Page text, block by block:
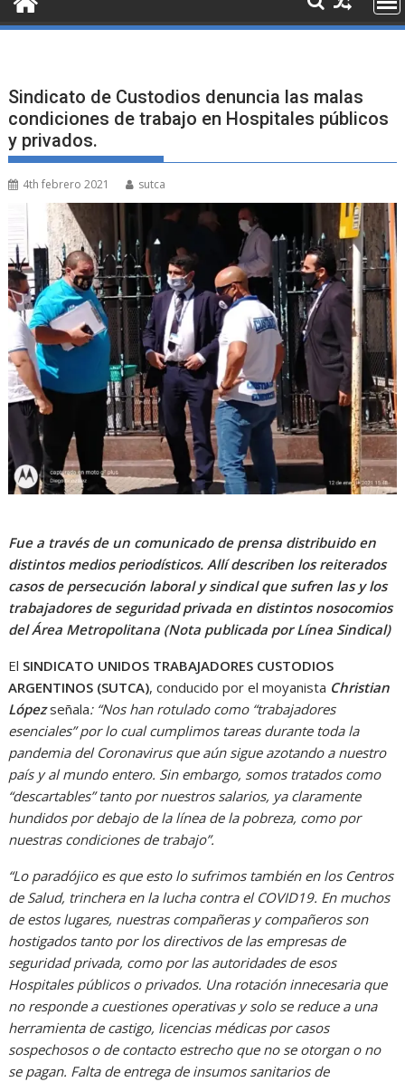
Sindicato de Custodios denuncia las malas
condiciones de trabajo en Hospitales públicos
y privados.
4th febrero 2021 sutca
Fue a través de un comunicado de prensa distribuido en
distintos medios periodísticos. Allí describen los reiterados
casos de persecución laboral y sindical que sufren las y los
trabajadores de seguridad privada en distintos nosocomios
del Área Metropolitana (Nota publicada por Línea Sindical)
El SINDICATO UNIDOS TRABAJADORES CUSTODIOS
ARGENTINOS (SUTCA), conducido por el moyanista Christian
Lópezseñala: “Nos han rotulado como “trabajadores
esenciales” por lo cual cumplimos tareas durante toda la
pandemia del Coronavirus que aún sigue azotando a nuestro
país y al mundo entero. Sin embargo, somos tratados como
“descartables” tanto por nuestros salarios, ya claramente
hundidos por debajo de la línea de la pobreza, como por
nuestras condiciones de trabajo”.
“Lo paradójico es que esto lo sufrimos también en los Centros
de Salud, trinchera en la lucha contra el COVID19. En muchos
de estos lugares, nuestras compañeras y compañeros son
hostigados tanto por los directivos de las empresas de
seguridad privada, como por las autoridades de esos
Hospitales públicos o privados. Una rotación innecesaria que
no responde a cuestiones operativas y solo se reduce a una
herramienta de castigo, licencias médicas por casos
sospechosos o de contacto estrecho que no se otorgan o no
se pagan. Falta de entrega de insumos sanitarios de